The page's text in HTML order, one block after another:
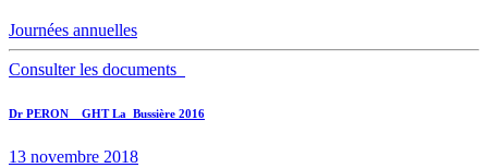
Journées annuelles
Consulter les documents
Navigation
de
Previous
Dr PERON__GHT La_Bussière 2016
13 novembre 2018